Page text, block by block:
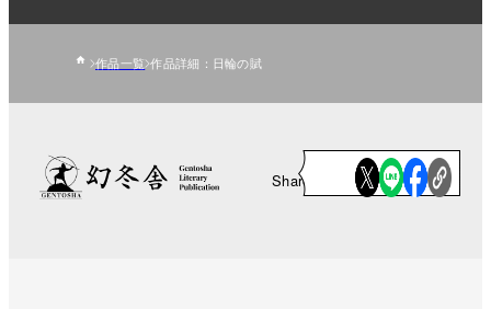
作品一覧 作品詳細：日輪の賦
Share